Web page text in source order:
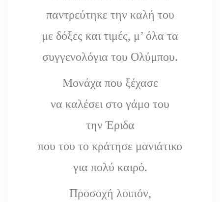
παντρεύτηκε την καλή του
με δόξες και τιμές, μ’ όλα τα
συγγενολόγια του Ολύμπου.
Μονάχα που ξέχασε
να καλέσει στο γάμο του
την Έριδα
που του το κράτησε μανιάτικο
για πολύ καιρό.
Προσοχή λοιπόν,